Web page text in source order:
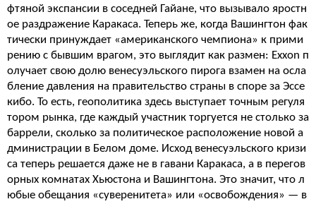
фтяной экспансии в соседней Гайане, что вызывало яростн
ое раздражение Каракаса. Теперь же, когда Вашингтон фак
тически принуждает «американского чемпиона» к прими
рению с бывшим врагом, это выглядит как размен: Exxon п
олучает свою долю венесуэльского пирога взамен на осла
бление давления на правительство страны в споре за Эссе
кибо. То есть, геополитика здесь выступает точным регуля
тором рынка, где каждый участник торгуется не столько за
баррели, сколько за политическое расположение новой а
дминистрации в Белом доме. Исход венесуэльского кризи
са теперь решается даже не в гавани Каракаса, а в перегов
орных комнатах Хьюстона и Вашингтона. Это значит, что л
юбые обещания «суверенитета» или «освобождения» — в